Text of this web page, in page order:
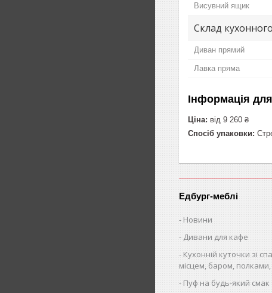
Висувний ящик
Склад
Диван прямий
Лавка пряма
Інформація
Ціна: від 9 260 ₴
Спосіб упаковки:
Едбург-меблі
Новини
Дивани для кафе
Кухонній куточки зі
місцем, баром,
Пуф на будь-який смак